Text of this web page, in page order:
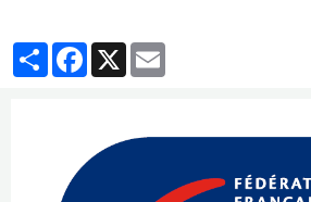
PartagerFacebook
X